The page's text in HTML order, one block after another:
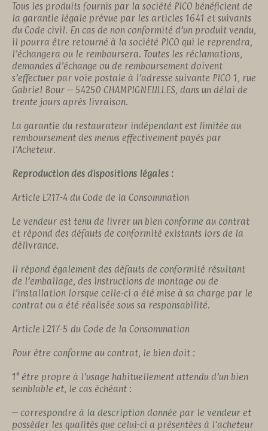
Tous les produits fournis par la société PICO bénéficient de
la garantie légale prévue par les articles 1641 et suivants
du Code civil. En cas de non conformité d’un produit vendu,
il pourra être retourné à la société PICO qui le reprendra,
l’échangera ou le remboursera. Toutes les réclamations,
demandes d’échange ou de remboursement doivent
s’effectuer par voie postale à l’adresse suivante PICO 1, rue
Gabriel Bour – 54250 CHAMPIGNEULLES, dans un délai de
trente jours après livraison.
La garantie du restaurateur indépendant est limitée au
remboursement des menus effectivement payés par
l’Acheteur.
Reproduction des dispositions légales :
Article L217-4 du Code de la Consommation
Le vendeur est tenu de livrer un bien conforme au contrat
et répond des défauts de conformité existants lors de la
délivrance.
Il répond également des défauts de conformité résultant
de l’emballage, des instructions de montage ou de
l’installation lorsque celle-ci a été mise à sa charge par le
contrat ou a été réalisée sous sa responsabilité.
Article L217-5 du Code de la Consommation
Pour être conforme au contrat, le bien doit :
1° être propre à l’usage habituellement attendu d’un bien
semblable et, le cas échéant :
– correspondre à la description donnée par le vendeur et
posséder les qualités que celui-ci a présentées à l’acheteur